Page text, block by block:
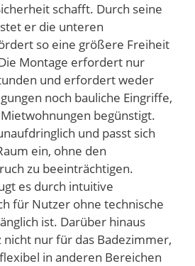
schafft. Durch seine
er die unteren
so eine größere Freiheit
Montage erfordert nur
und erfordert weder
noch bauliche Eingriffe,
begünstigt.
und passt sich
ein, ohne den
zu beeinträchtigen.
es durch intuitive
für Nutzer ohne technische
ist. Darüber hinaus
nicht nur für das Badezimmer,
in anderen Bereichen